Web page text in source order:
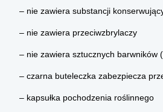
– nie zawiera substancji
– nie zawiera przeciwzbrylaczy
– nie zawiera sztucznych barwników
– czarna buteleczka zabezpiecza
– kapsułka pochodzenia roślinnego